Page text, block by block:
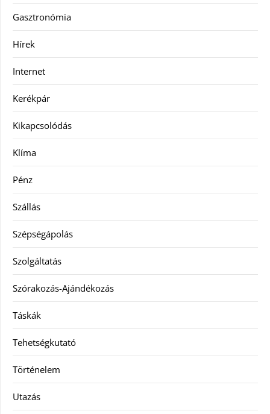
Gasztronómia
Hírek
Internet
Kerékpár
Kikapcsolódás
Klíma
Pénz
Szállás
Szépségápolás
Szolgáltatás
Szórakozás-Ajándékozás
Táskák
Tehetségkutató
Történelem
Utazás